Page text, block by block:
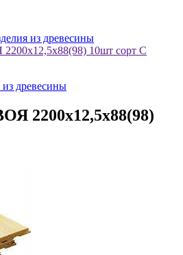
из древесины
10шт сорт С
древесины
2200х12,5х88(98)